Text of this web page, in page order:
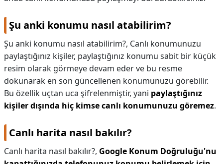
Şu anki konumu nasıl atabilirim?
Şu anki konumu nasıl atabilirim?, Canlı konumunuzu
paylaştığınız kişiler, paylaştığınız konumu sabit bir küçük
resim olarak görmeye devam eder ve bu resme
dokunarak en son güncellenen konumunuzu görebilir.
Bu özellik uçtan uca şifrelenmiştir, yani paylaştığınız
kişiler dışında hiç kimse canlı konumunuzu göremez.
Canlı harita nasıl bakılır?
Canlı harita nasıl bakılır?, Google Konum Doğruluğu'nu